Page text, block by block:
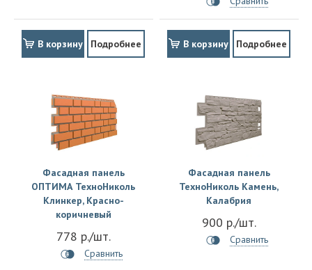
В корзину Подробнее В корзину Подробнее
Фасадная панель
ОПТИМА ТехноНиколь
Клинкер, Красно-
коричневый
778 р./шт.
Сравнить
Фасадная панель
ТехноНиколь Камень,
Калабрия
900 р./шт.
Сравнить